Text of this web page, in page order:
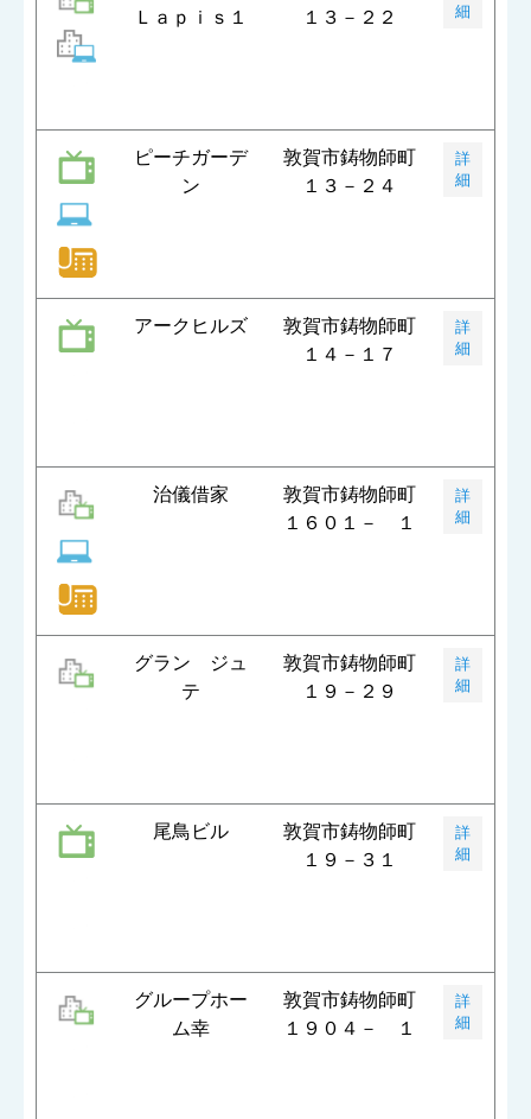
Ｌａｐｉｓ１
１３－２２
細
ピーチガーデ
ン
敦賀市鋳物師町
１３－２４
詳
細
アークヒルズ
敦賀市鋳物師町
１４－１７
詳
細
治儀借家
敦賀市鋳物師町
１６０１－ １
詳
細
グラン ジュ
テ
敦賀市鋳物師町
１９－２９
詳
細
尾鳥ビル
敦賀市鋳物師町
１９－３１
詳
細
グループホー
ム幸
敦賀市鋳物師町
１９０４－ １
詳
細